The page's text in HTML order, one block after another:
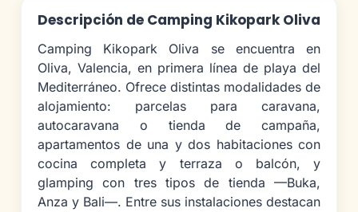
Descripción de Camping Kikopark Oliva
Camping Kikopark Oliva se encuentra en
Oliva, Valencia, en primera línea de playa del
Mediterráneo. Ofrece distintas modalidades de
alojamiento: parcelas para caravana,
autocaravana o tienda de campaña,
apartamentos de una y dos habitaciones con
cocina completa y terraza o balcón, y
glamping con tres tipos de tienda —Buka,
Anza y Bali—. Entre sus instalaciones destacan